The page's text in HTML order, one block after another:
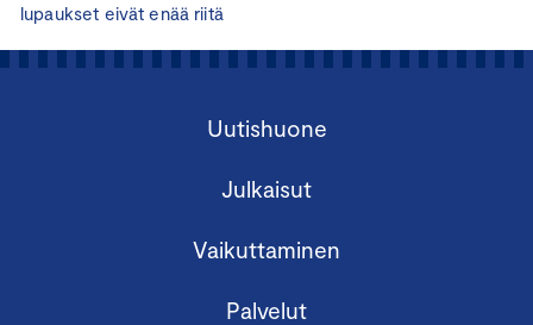
lupaukset eivät enää riitä
Uutishuone
Julkaisut
Vaikuttaminen
Palvelut